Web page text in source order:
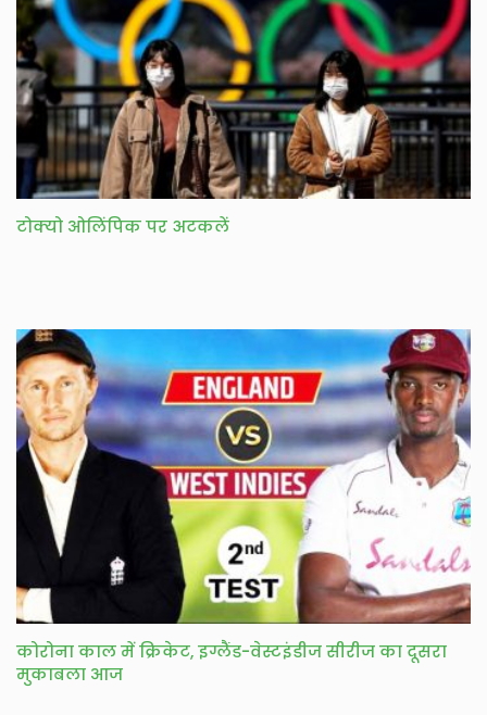
टोक्यो ओलिंपिक पर अटकलें
कोरोना काल में क्रिकेट, इग्लैंड-वेस्टइंडीज सीरीज का दूसरा
मुकाबला आज